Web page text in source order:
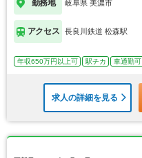
勤務地 岐阜県 美濃市
アクセス 長良川鉄道 松森駅
年収650万円以上可 駅チカ 車通勤可
求人の詳細を見る